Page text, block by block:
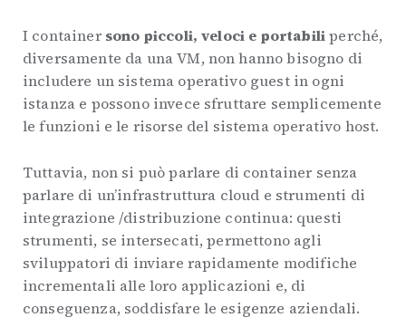
I container sono piccoli, veloci e portabiliperché,
diversamente da una VM, non hanno bisogno di
includere un sistema operativo guest in ogni
istanza e possono invece sfruttare semplicemente
le funzioni e le risorse del sistema operativo host.
Tuttavia, non si può parlare di container senza
parlare di un’infrastruttura cloud e strumenti di
integrazione /distribuzione continua: questi
strumenti, se intersecati, permettono agli
sviluppatori di inviare rapidamente modifiche
incrementali alle loro applicazioni e, di
conseguenza, soddisfare le esigenze aziendali.